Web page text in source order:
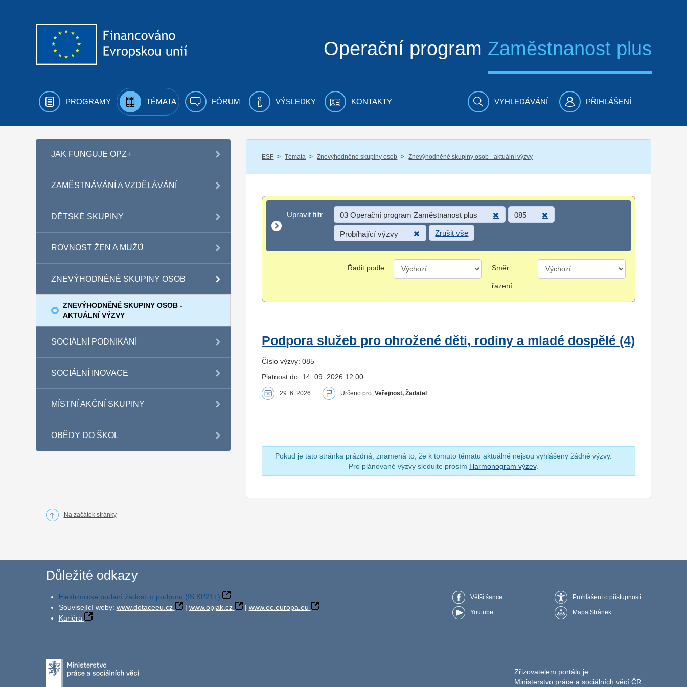
Operační program Zaměstnanost plus
PROGRAMY TÉMATA FÓRUM VÝSLEDKY KONTAKTY VYHLEDÁVÁNÍ PŘIHLÁŠENÍ
JAK FUNGUJE OPZ+
ZAMĚSTNÁVÁNÍ A VZDĚLÁVÁNÍ
DĚTSKÉ SKUPINY
ROVNOST ŽEN A MUŽŮ
ZNEVÝHODNĚNÉ SKUPINY OSOB
ZNEVÝHODNĚNÉ SKUPINY OSOB -
AKTUÁLNÍ VÝZVY
SOCIÁLNÍ PODNIKÁNÍ
SOCIÁLNÍ INOVACE
MÍSTNÍ AKČNÍ SKUPINY
OBĚDY DO ŠKOL
ESF / Témata / Znevýhodněné skupiny osob / Znevýhodněné skupiny osob - aktuální výzvy
Upravit filtr
Upravit filtr 03 Operační program Zaměstnanost plus 085
Probíhající výzvy Zrušit vše
Řadit podle: Směr
řazení:
Podpora služeb pro ohrožené děti, rodiny a mladé dospělé (4)
Číslo výzvy: 085
Platnost do: 14. 09. 2026 12:00
29. 6. 2026 Určeno pro:Veřejnost, Žadatel
Pokud je tato stránka prázdná, znamená to, že k tomuto tématu aktuálně nejsou vyhlášeny žádné výzvy.
Pro plánované výzvy sledujte prosím Harmonogram výzev.
Na začátek stránky
Důležité odkazy
Elektronické podání žádosti o podporu (IS KP21+)
Související weby: www.dotaceeu.cz | www.opjak.cz | www.ec.europa.eu
Kariéra
Větší šance
Youtube
Prohlášení o přístupnosti
Mapa Stránek
Zřizovatelem portálu je
Ministerstvo práce a sociálních věcí ČR